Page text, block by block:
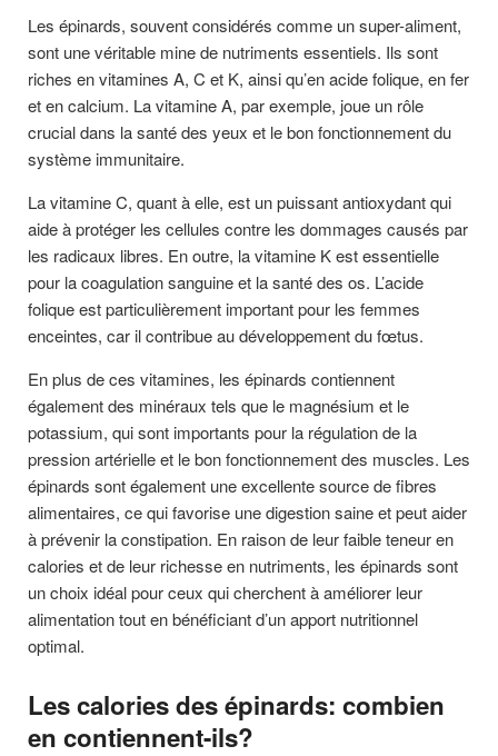
Les épinards, souvent considérés comme un super-aliment,
sont une véritable mine de nutriments essentiels. Ils sont
riches en vitamines A, C et K, ainsi qu’en acide folique, en fer
et en calcium. La vitamine A, par exemple, joue un rôle
crucial dans la santé des yeux et le bon fonctionnement du
système immunitaire.
La vitamine C, quant à elle, est un puissant antioxydant qui
aide à protéger les cellules contre les dommages causés par
les radicaux libres. En outre, la vitamine K est essentielle
pour la coagulation sanguine et la santé des os. L’acide
folique est particulièrement important pour les femmes
enceintes, car il contribue au développement du fœtus.
En plus de ces vitamines, les épinards contiennent
également des minéraux tels que le magnésium et le
potassium, qui sont importants pour la régulation de la
pression artérielle et le bon fonctionnement des muscles. Les
épinards sont également une excellente source de fibres
alimentaires, ce qui favorise une digestion saine et peut aider
à prévenir la constipation. En raison de leur faible teneur en
calories et de leur richesse en nutriments, les épinards sont
un choix idéal pour ceux qui cherchent à améliorer leur
alimentation tout en bénéficiant d’un apport nutritionnel
optimal.
Les calories des épinards: combien
en contiennent-ils?